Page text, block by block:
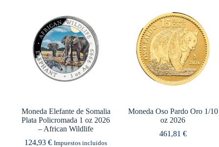
Moneda Elefante de Somalia
Plata Policromada 1 oz 2026
– African Wildlife
124,93 € Impuestos incluidos
Moneda Oso Pardo Oro 1/10
oz 2026
461,81 €